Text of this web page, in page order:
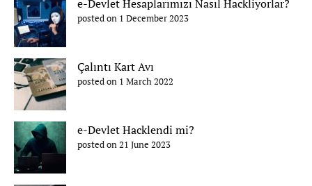
e-Devlet Hesaplarımızı Nasıl Hackliyorlar?
posted on 1 December 2023
Çalıntı Kart Avı
posted on 1 March 2022
e-Devlet Hacklendi mi?
posted on 21 June 2023